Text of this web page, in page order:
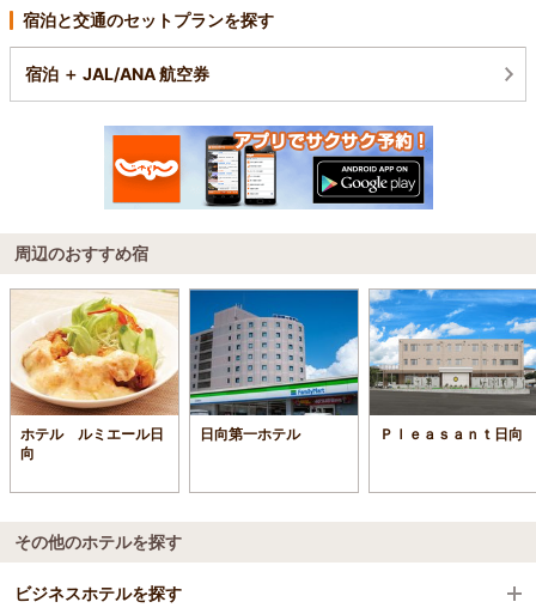
宿泊と交通のセットプランを探す
宿泊 ＋ JAL/ANA 航空券
周辺のおすすめ宿
ホテル ルミエール日
向
日向第一ホテル Ｐｌｅａｓａｎｔ日向
その他のホテルを探す
ビジネスホテルを探す